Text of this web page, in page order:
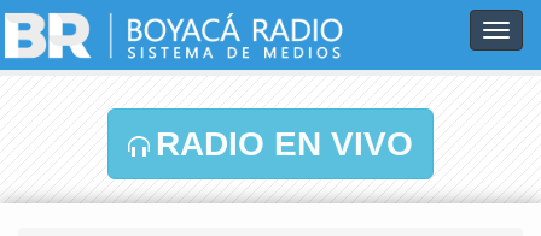
RADIO EN VIVO